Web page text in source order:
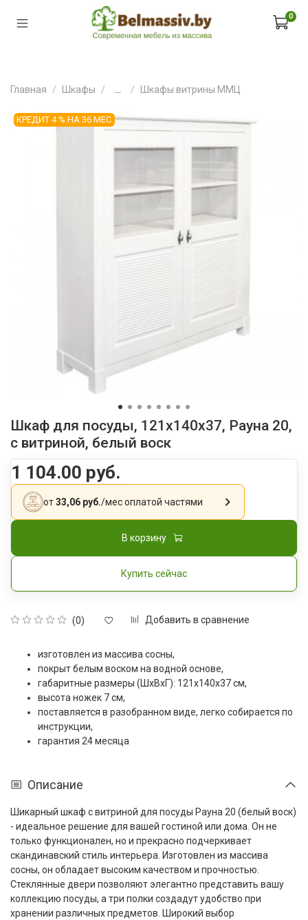
0
Главная Шкафы Шкафы витрины ММЦ
КРЕДИТ 4 % НА 36 МЕС
Шкаф для посуды, 121x140x37, Рауна 20,
с витриной, белый воск
(0) Добавить в сравнение
1 104.00 руб.
от33,06 руб./месоплатой частями
В корзину
Купить сейчас
изготовлен из массива сосны,
покрыт белым воском на водной основе,
габаритные размеры (ШxВxГ): 121x140x37 см,
высота ножек 7 см,
поставляется в разобранном виде, легко собирается по
инструкции,
гарантия 24 месяца
Описание
Шикарный шкаф с витриной для посуды Рауна 20 (белый воск)
- идеальное решение для вашей гостиной или дома. Он не
только функционален, но и прекрасно подчеркивает
скандинавский стиль интерьера. Изготовлен из массива
сосны, он обладает высоким качеством и прочностью.
Стеклянные двери позволяют элегантно представить вашу
коллекцию посуды, а три полки создадут удобство при
хранении различных предметов. Широкий выбор